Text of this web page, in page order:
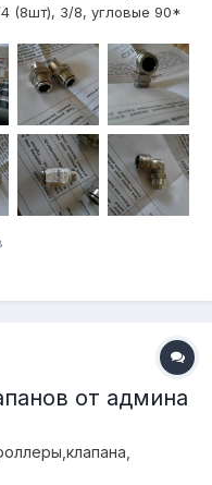
4 (8шт), 3/8, угловые 90*
3/8-1/4, 2шт
под 1/2 с проходным
от админа